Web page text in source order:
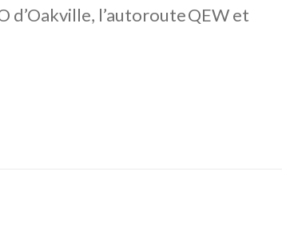
d’Oakville, l’autoroute QEW et